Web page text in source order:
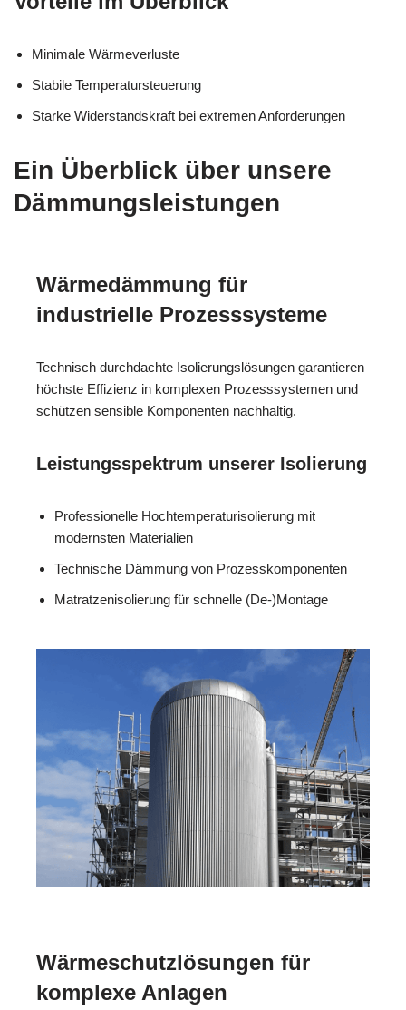
Minimale Wärmeverluste
Stabile Temperatursteuerung
Starke Widerstandskraft bei extremen Anforderungen
Ein Überblick über unsere
Dämmungsleistungen
Wärmedämmung für
industrielle Prozesssysteme
Technisch durchdachte Isolierungslösungen garantieren
höchste Effizienz in komplexen Prozesssystemen und
schützen sensible Komponenten nachhaltig.
Leistungsspektrum unserer Isolierung
Professionelle Hochtemperaturisolierung mit
modernsten Materialien
Technische Dämmung von Prozesskomponenten
Matratzenisolierung für schnelle (De-)Montage
Wärmeschutzlösungen für
komplexe Anlagen